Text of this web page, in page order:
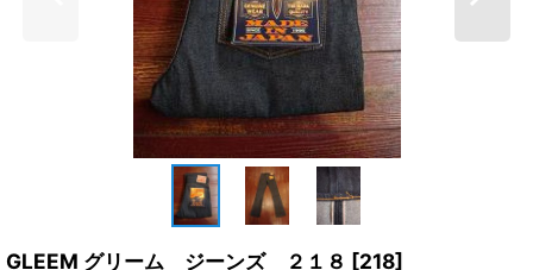
GLEEM グリーム ジーンズ ２１８ [218]